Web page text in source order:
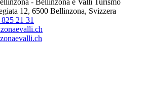
- Bellinzona e Valli Turismo
12, 6500 Bellinzona, Svizzera
21 31